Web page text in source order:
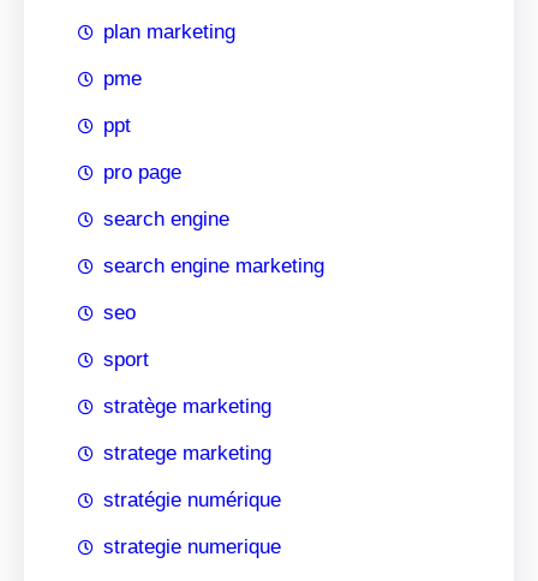
plan marketing
pme
ppt
pro page
search engine
search engine marketing
seo
sport
stratège marketing
stratege marketing
stratégie numérique
strategie numerique